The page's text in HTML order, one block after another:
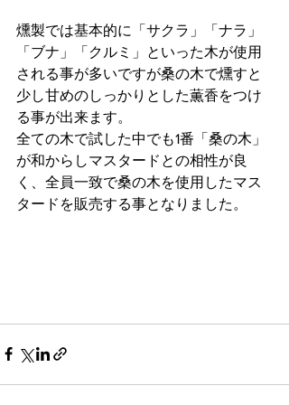
燻製では基本的に「サクラ」「ナラ」
「ブナ」「クルミ」といった木が使用
される事が多いですが桑の木で燻すと
少し甘めのしっかりとした薫香をつけ
る事が出来ます。
全ての木で試した中でも1番「桑の木」
が和からしマスタードとの相性が良
く、全員一致で桑の木を使用したマス
タードを販売する事となりました。